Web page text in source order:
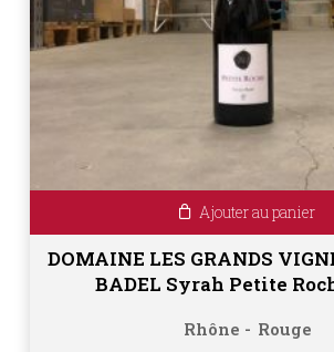
Ajouter au panier
DOMAINE LES GRANDS
BADEL Syrah Petite
Rhône Rouge